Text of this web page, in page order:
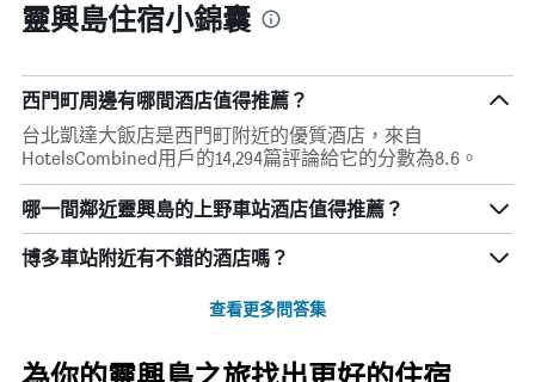
靈興島住宿小錦囊
西門町周邊有哪間酒店值得推薦？
台北凱達大飯店是西門町附近的優質酒店，來自
HotelsCombined用戶的14,294篇評論給它的分數為8.6。
哪一間鄰近靈興島的上野車站酒店值得推薦？
博多車站附近有不錯的酒店嗎？
查看更多問答集